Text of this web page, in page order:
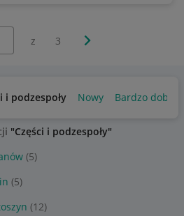
z 3 Następna strona
i podzespoły Nowy Bardzo dobry
"Części i podzespoły"
(5)
(5)
(12)